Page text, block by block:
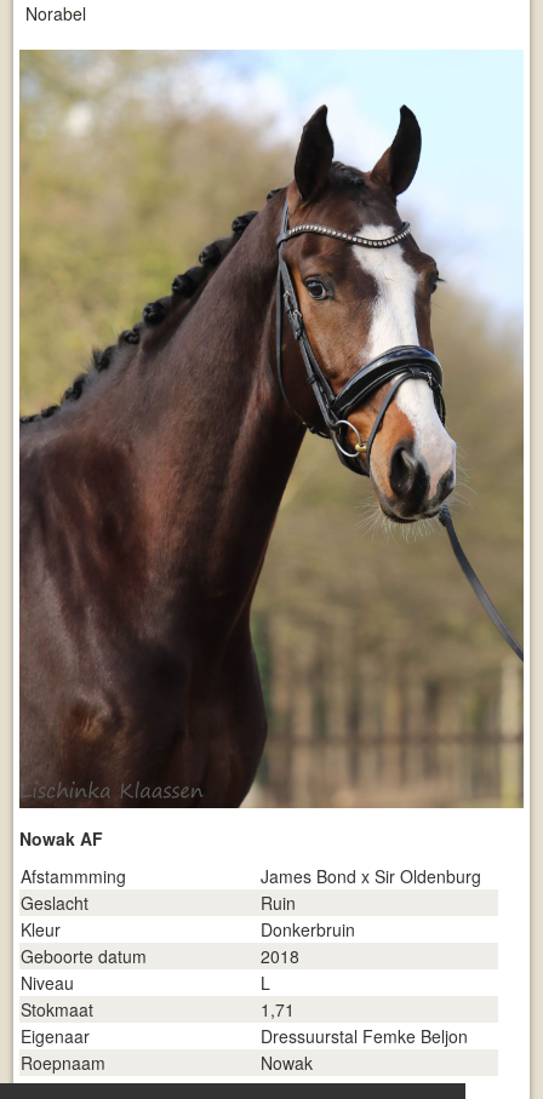
Norabel
Nowak AF
Afstammming
James Bond x Sir Oldenburg
Geslacht
Ruin
Kleur
Donkerbruin
Geboorte datum
2018
Niveau
L
Stokmaat
1,71
Eigenaar
Dressuurstal Femke Beljon
Roepnaam
Nowak